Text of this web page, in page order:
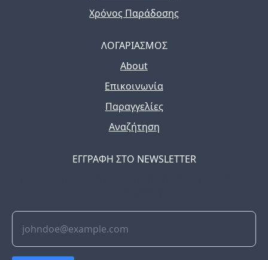
Χρόνος Παράδοσης
ΛΟΓΑΡΙΑΣΜΟΣ
About
Επικοινωνία
Παραγγελίες
Αναζήτηση
ΕΓΓΡΑΦΗ ΣΤΟ NEWSLETTER